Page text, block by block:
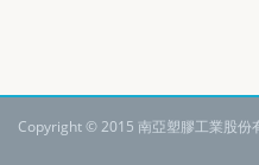
Copyright © 2015 南亞塑膠工業股份